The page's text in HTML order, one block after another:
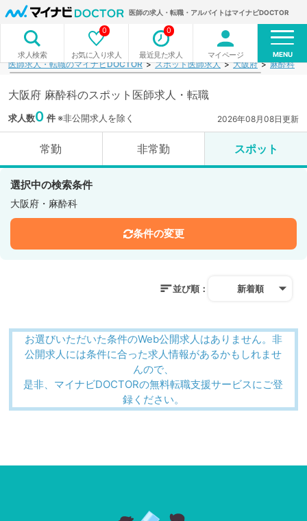
医師の求人・転職・アルバイトはマイナビDOCTOR
求人検索 お気に入り求人
0
最近見た求人
0
マイページ MENU
医師求人・転職のマイナビDOCTOR スポット医師求人 大阪府 麻酔科
大阪府 麻酔科のスポット医師求人・転職
求人数0 件※非公開求人を除く 2026年08月08日更新
常勤 非常勤 スポット
選択中の検索条件
大阪府・麻酔科
条件の変更
並び順： 新着順
お選びいただいた条件のWeb公開求人はありません。非
公開求人には条件に合った求人情報があるかもしれませ
んので、
是非、マイナビDOCTORの無料転職支援サービスにご登
録ください。